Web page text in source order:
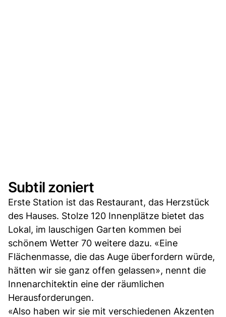
Subtil zoniert
Erste Station ist das Restaurant, das Herzstück
des Hauses. Stolze 120 Innenplätze bietet das
Lokal, im lauschigen Garten kommen bei
schönem Wetter 70 weitere dazu. «Eine
Flächenmasse, die das Auge überfordern würde,
hätten wir sie ganz offen gelassen», nennt die
Innenarchitektin eine der räumlichen
Herausforderungen.
«Also haben wir sie mit verschiedenen Akzenten